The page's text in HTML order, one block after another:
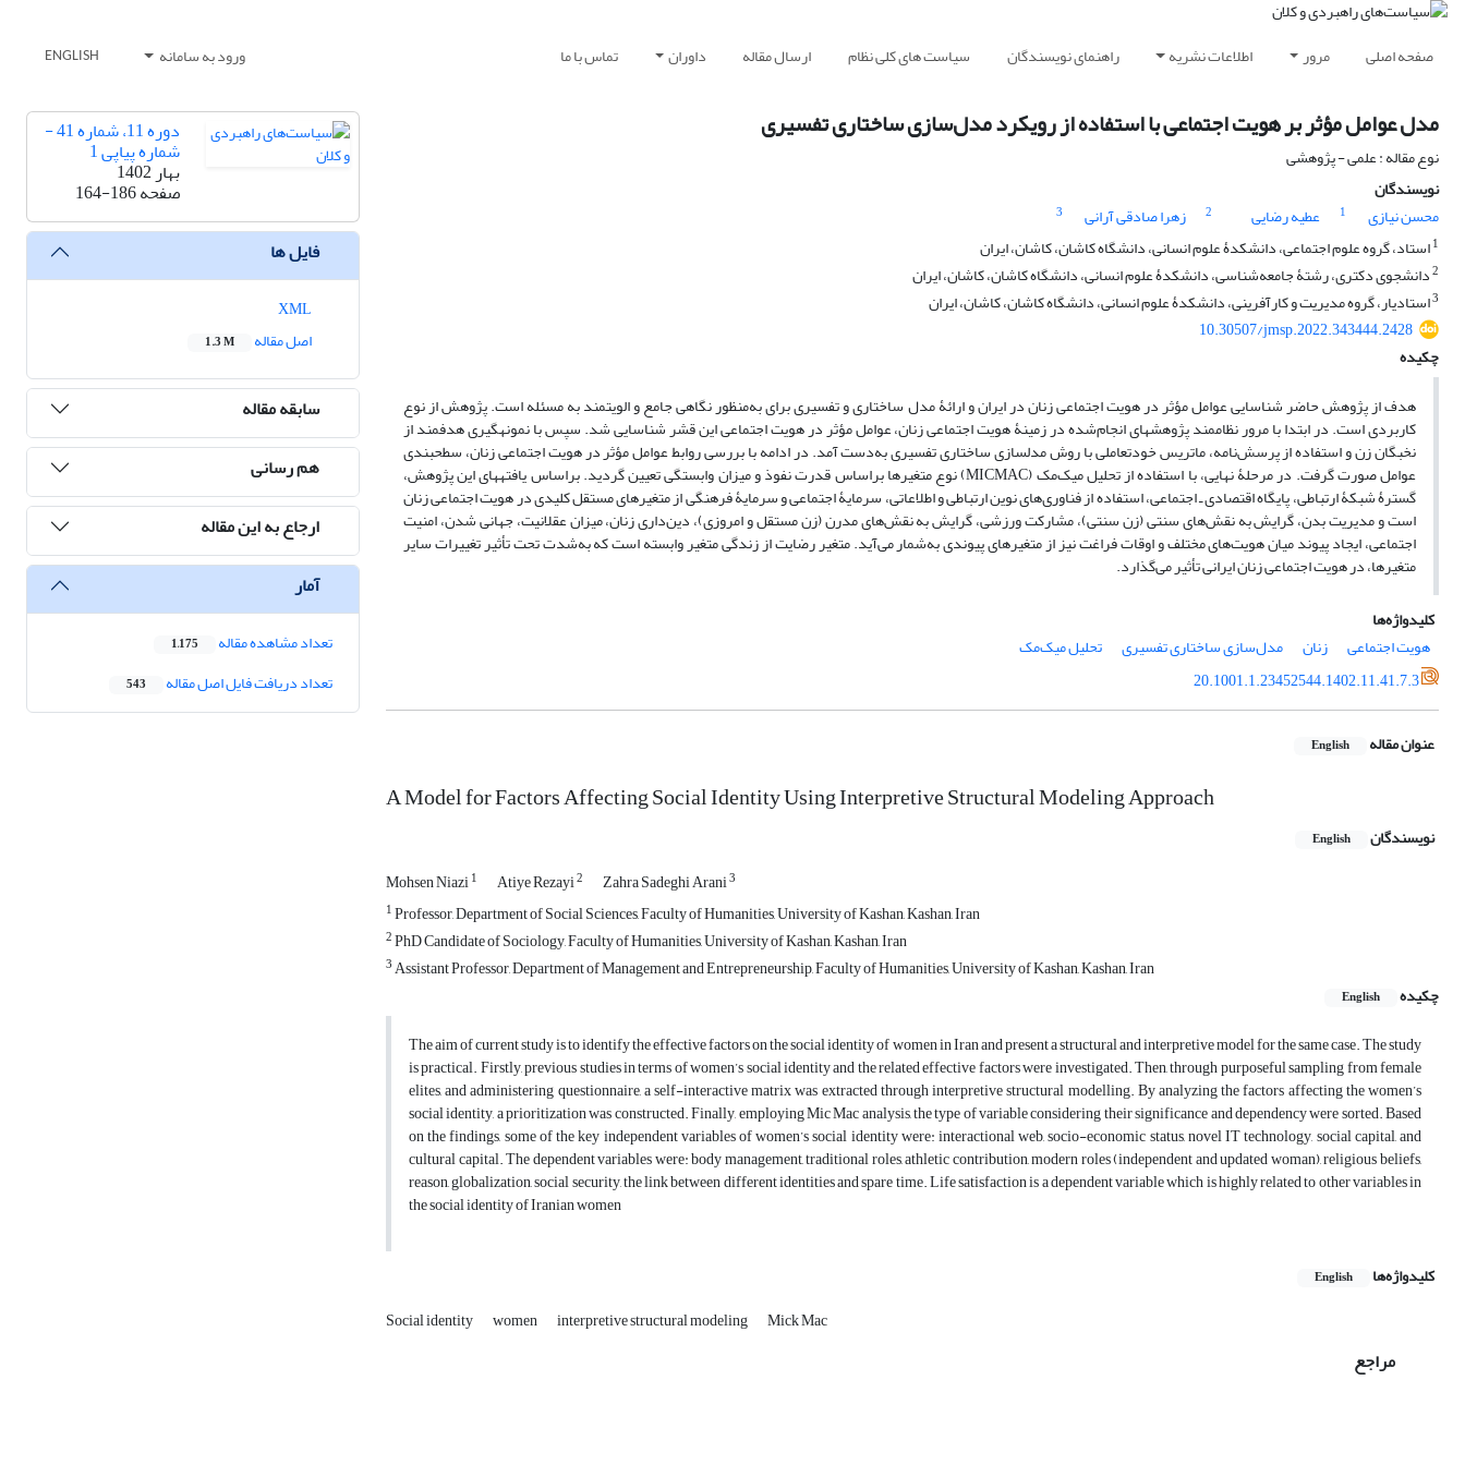
صفحه اصلی مرور اطلاعات نشریه راهنمای نویسندگان سیاست های کلی نظام ارسال مقاله داوران تماس با ما ورود به سامانه ENGLISH
مدل عوامل مؤثر بر هویت اجتماعی با استفاده از رویکرد مدل‌سازی ساختاری تفسیری
نوع مقاله : علمی - پژوهشی
نویسندگان
محسن نیازی
1 عطیه رضایی 2 زهرا صادقی آرانی
3
1استاد، گروه علوم اجتماعی، دانشکدۀ علوم انسانی، دانشگاه کاشان، کاشان، ایران
2دانشجوی دکتری، رشتۀ جامعه‌شناسی، دانشکدۀ علوم انسانی، دانشگاه کاشان، کاشان، ایران
3استادیار، گروه مدیریت و کارآفرینی، دانشکدۀ علوم انسانی، دانشگاه کاشان، کاشان، ایران
10.30507/jmsp.2022.343444.2428
چکیده
هدف از پژوهش حاضر شناسایی عوامل مؤثر در هویت اجتماعی زنان در ایران و ارائۀ مدل ساختاری و تفسیری برای به‌منظور نگاهی جامع و الویت­مند به مسئله است. پژوهش از نوع
کاربردی است. در ابتدا با مرور نظام­مند پژوهش­های انجام‌شده در زمینۀ هویت اجتماعی زنان، عوامل مؤثر در هویت اجتماعی این قشر شناسایی شد. سپس با نمونه­گیری هدفمند از
نخبگان زن و استفاده از پرسش‌نامه، ماتریس خودتعاملی با روش مدل­سازی ساختاری تفسیری به‌دست آمد. در ادامه با بررسی روابط عوامل مؤثر در هویت اجتماعی زنان، سطح­بندی
عوامل صورت گرفت. در مرحلۀ نهایی، با استفاده از تحلیل میک‌مک (MICMAC) نوع متغیرها براساس قدرت نفوذ و میزان وابستگی تعیین گردید. براساس یافته­های این پژوهش،
گسترۀ شبکۀ ارتباطی، پایگاه اقتصادی ـ اجتماعی، استفاده از فناوری‌های نوین ارتباطی و اطلاعاتی، سرمایۀ اجتماعی و سرمایۀ فرهنگی از متغیرهای مستقل کلیدی در هویت اجتماعی زنان
است و مدیریت بدن، گرایش به نقش‌های سنتی (زن سنتی)، مشارکت ورزشی، گرایش به نقش‌های مدرن (زن مستقل و امروزی)، دین‌داری زنان، میزان عقلانیت، جهانی شدن، امنیت
اجتماعی، ایجاد پیوند میان هویت‌های مختلف و اوقات فراغت نیز از متغیرهای پیوندی به‌شمار می‌آید. متغیر رضایت از زندگی متغیر وابسته است که به‌شدت تحت تأثیر تغییرات سایر
متغیرها، در هویت اجتماعی زنان ایرانی تأثیر می‌گذارد.
کلیدواژه‌ها
هویت اجتماعی
زنان مدل‌سازی ساختاری تفسیری
تحلیل میک‌مک
20.1001.1.23452544.1402.11.41.7.3
عنوان مقاله English
A Model for Factors Affecting Social Identity Using Interpretive Structural Modeling Approach
نویسندگان English
Mohsen Niazi1 Atiye Rezayi2 Zahra Sadeghi Arani3
1Professor, Department of Social Sciences, Faculty of Humanities, University of Kashan, Kashan, Iran
2PhD Candidate of Sociology, Faculty of Humanities, University of Kashan, Kashan, Iran
3Assistant Professor, Department of Management and Entrepreneurship, Faculty of Humanities, University of Kashan, Kashan, Iran
چکیده
English
The aim of current study is to identify the effective factors on the social identity of women in Iran and present a structural and interpretive model for the same case. The study
is practical. Firstly, previous studies in terms of women’s social identity and the related effective factors were investigated. Then, through purposeful sampling from female
elites, and administering questionnaire, a self-interactive matrix was extracted through interpretive structural modelling. By analyzing the factors affecting the women’s
social identity, a prioritization was constructed. Finally, employing Mic Mac analysis, the type of variable considering their significance and dependency were sorted. Based
on the findings, some of the key independent variables of women’s social identity were: interactional web, socio-economic status, novel IT technology, social capital, and
cultural capital. The dependent variables were: body management, traditional roles, athletic contribution, modern roles (independent and updated woman), religious beliefs,
reason, globalization, social security, the link between different identities and spare time. Life satisfaction is a dependent variable which is highly related to other variables in
the social identity of Iranian women
کلیدواژه‌ها English
Social identity women interpretive structural modeling Mick Mac
مراجع
دوره 11، شماره 41 -
شماره پیاپی 1
بهار 1402
صفحه164-186
فایل ها
اصل مقاله
1.3 M
سابقه مقاله
هم رسانی
ارجاع به این مقاله
آمار
تعداد مشاهده مقاله 1,175
تعداد دریافت فایل اصل مقاله 543